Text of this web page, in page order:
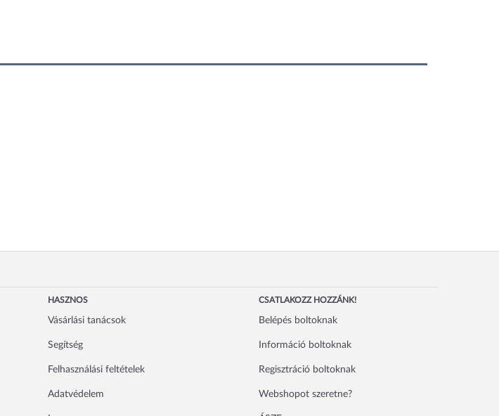
HASZNOS
Vásárlási tanácsok
Segítség
Felhasználási feltételek
Adatvédelem
CSATLAKOZZ HOZZÁNK!
Belépés boltoknak
Információ boltoknak
Regisztráció boltoknak
Webshopot szeretne?